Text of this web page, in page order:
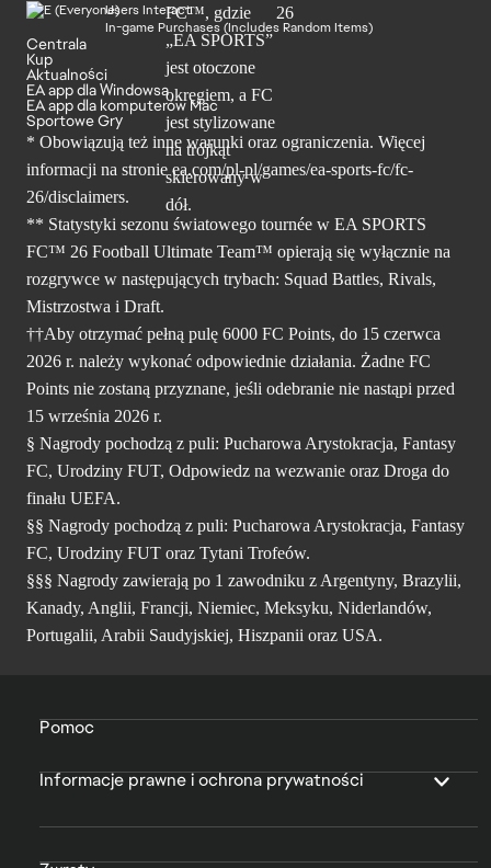
Users Interact
In-game Purchases (Includes Random Items)
Centrala
Kup
Aktualności
EA app dla Windowsa
EA app dla komputerów Mac
Sportowe Gry
* Obowiązują też inne warunki oraz ograniczenia. Więcej
informacji na stronie ea.com/pl-pl/games/ea-sports-fc/fc-
26/disclaimers.
** Statystyki sezonu światowego tournée w EA SPORTS
FC™ 26 Football Ultimate Team™ opierają się wyłącznie na
rozgrywce w następujących trybach: Squad Battles, Rivals,
Mistrzostwa i Draft.
††Aby otrzymać pełną pulę 6000 FC Points, do 15 czerwca
2026 r. należy wykonać odpowiednie działania. Żadne FC
Points nie zostaną przyznane, jeśli odebranie nie nastąpi przed
15 września 2026 r.
§ Nagrody pochodzą z puli: Pucharowa Arystokracja, Fantasy
FC, Urodziny FUT, Odpowiedz na wezwanie oraz Droga do
finału UEFA.
§§ Nagrody pochodzą z puli: Pucharowa Arystokracja, Fantasy
FC, Urodziny FUT oraz Tytani Trofeów.
§§§ Nagrody zawierają po 1 zawodniku z Argentyny, Brazylii,
Kanady, Anglii, Francji, Niemiec, Meksyku, Niderlandów,
Portugalii, Arabii Saudyjskiej, Hiszpanii oraz USA.
Pomoc
Informacje prawne i ochrona prywatności